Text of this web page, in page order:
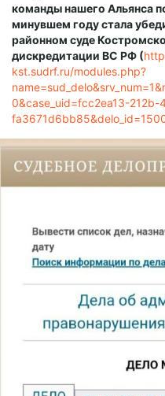
команды нашего Альянса
минувшем году стала
районном суде
дискредитации ВС РФ (
kst.sudrf.ru/modules.php?
0&case_uid=fcc2ea13-